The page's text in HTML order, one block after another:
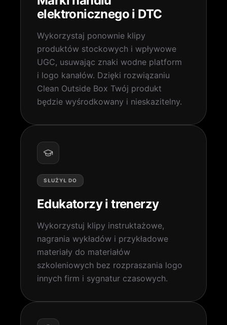
elektronicznego i DTC
Wykorzystaj ponownie klipy
produktów stockowych i wpływowe
UGC, usuwając znaki wodne platform
i logo kanałów. Dzięki rozwiązaniu
Clean Outside Box Twój produkt
będzie wyśrodkowany i nieskazitelny.
SŁUŻYŁ DO
Edukatorzy i trenerzy
Wykorzystuj klipy instruktażowe,
nagrania wykładów i przykładowe
materiały do ​​materiałów
szkoleniowych bez rozpraszania logo
innych firm i sygnatur czasowych.